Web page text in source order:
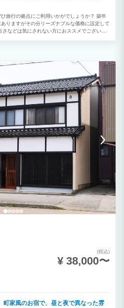
旅行の拠点にご利用いかがでしょうか？ 築年
りますがその分リーズナブルな価格に設定して
などは気にされない方におススメでございま
(税込)
¥ 38,000〜
町家風のお宿で、昼と夜で異なった雰